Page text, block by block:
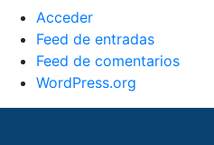
Acceder
Feed de entradas
Feed de comentarios
WordPress.org